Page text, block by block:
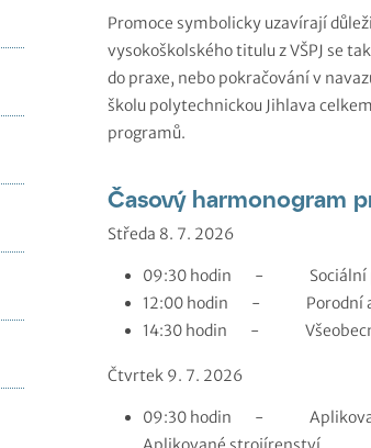
Promoce symbolicky uzavírají
vysokoškolského titulu z VŠPJ se
do praxe, nebo pokračování v
školu polytechnickou Jihlava
programů.
Časový harmonogram
Středa 8. 7. 2026
09:30 hodin - Sociální
12:00 hodin - Porodní
14:30 hodin -
Čtvrtek 9. 7. 2026
09:30 hodin - Aplikovaná